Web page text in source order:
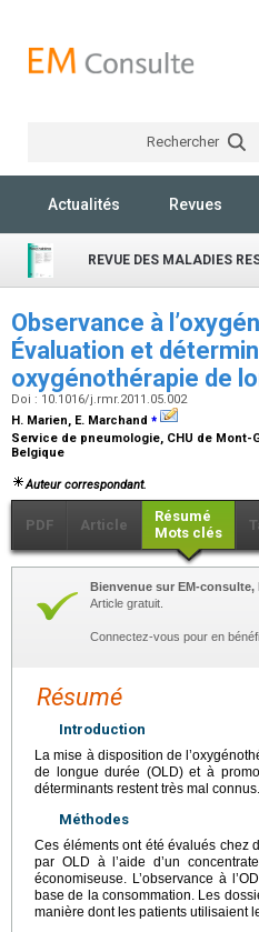
Rechercher
Actualités Revues
REVUE DES MALADIES
Observance à
Évaluation et
oxygénothérapie de
Doi : 10.1016/j.rmr.2011.05.002
H. Marien, E. Marchand ⁎
Service de pneumologie, CHU de Mont-
Belgique
Auteur correspondant.
PDF Article
Résumé
Mots clés
Bienvenue sur EM-
Article gratuit.
Connectez-vous pour en
Résumé
Introduction
La mise à disposition de
de longue durée (OLD) et à
déterminants restent très mal connus.
Méthodes
Ces éléments ont été évalués chez
par OLD à l’aide d’un
économiseuse. L’observance à
base de la consommation. Les
manière dont les patients utilisaient